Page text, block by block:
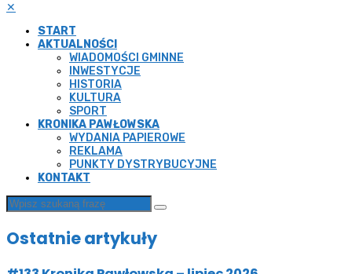
✕
START
AKTUALNOŚCI
WIADOMOŚCI GMINNE
INWESTYCJE
HISTORIA
KULTURA
SPORT
KRONIKA PAWŁOWSKA
WYDANIA PAPIEROWE
REKLAMA
PUNKTY DYSTRYBUCYJNE
KONTAKT
Ostatnie artykuły